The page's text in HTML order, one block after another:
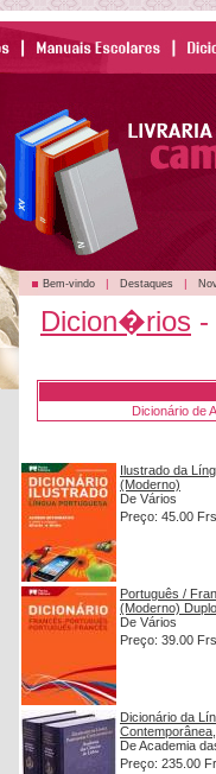
Bem-vindo | Destaques |
Dicion�rios -
Dicionário de
Ilustrado da
(Moderno)
De Vários
Preço: 45.00
Português /
(Moderno) Duplo
De Vários
Preço: 39.00
Dicionário da
De Academia
Preço: 235.00